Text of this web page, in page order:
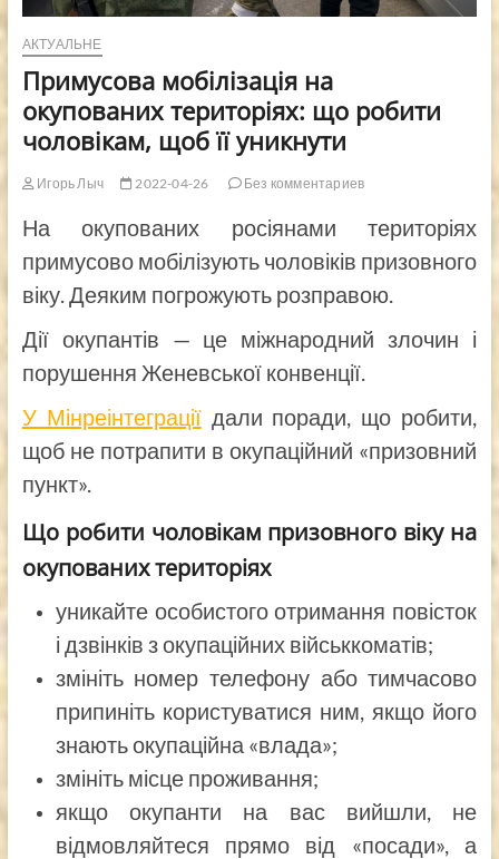
АКТУАЛЬНЕ
Примусова мобілізація на
окупованих територіях: що робити
чоловікам, щоб її уникнути
Игорь Лыч 2022-04-26 Без комментариев
На окупованих росіянами територіях
примусово мобілізують чоловіків призовного
віку. Деяким погрожують розправою.
Дії окупантів — це міжнародний злочин і
порушення Женевської конвенції.
У Мінреінтеграціїдали поради, що робити,
щоб не потрапити в окупаційний «призовний
пункт».
Що робити чоловікам призовного віку на
окупованих територіях
уникайте особистого отримання повісток
і дзвінків з окупаційних військкоматів;
змініть номер телефону або тимчасово
припиніть користуватися ним, якщо його
знають окупаційна «влада»;
змініть місце проживання;
якщо окупанти на вас вийшли, не
відмовляйтеся прямо від «посади», а